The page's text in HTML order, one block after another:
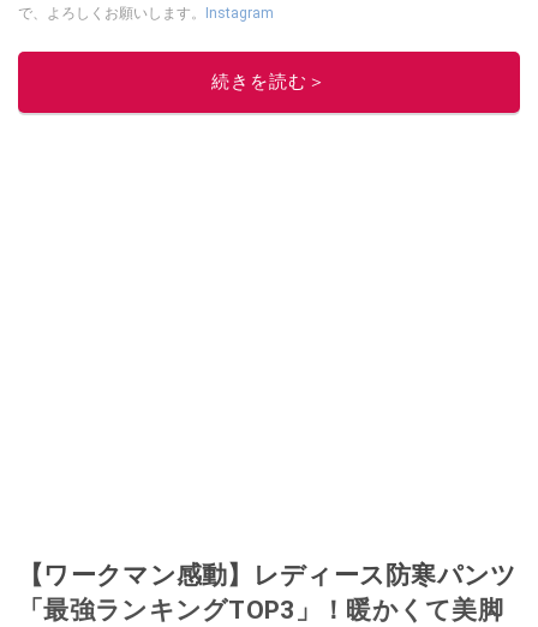
で、よろしくお願いします。
Instagram
このイチオシストの他の記事を読む
続きを読む＞
【ワークマン感動】レディース防寒パンツ
「最強ランキングTOP3」！暖かくて美脚